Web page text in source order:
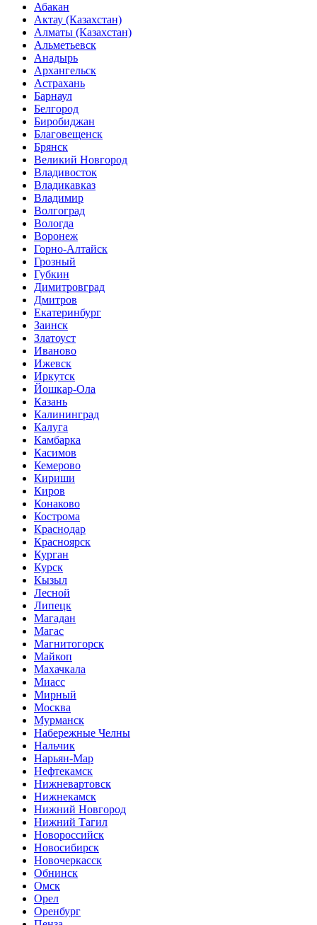
Абакан
Актау (Казахстан)
Алматы (Казахстан)
Альметьевск
Анадырь
Архангельск
Астрахань
Барнаул
Белгород
Биробиджан
Благовещенск
Брянск
Великий Новгород
Владивосток
Владикавказ
Владимир
Волгоград
Вологда
Воронеж
Горно-Алтайск
Грозный
Губкин
Димитровград
Дмитров
Екатеринбург
Заинск
Златоуст
Иваново
Ижевск
Иркутск
Йошкар-Ола
Казань
Калининград
Калуга
Камбарка
Касимов
Кемерово
Кириши
Киров
Конаково
Кострома
Краснодар
Красноярск
Курган
Курск
Кызыл
Лесной
Липецк
Магадан
Магас
Магнитогорск
Майкоп
Махачкала
Миасс
Мирный
Москва
Мурманск
Набережные Челны
Нальчик
Нарьян-Мар
Нефтекамск
Нижневартовск
Нижнекамск
Нижний Новгород
Нижний Тагил
Новороссийск
Новосибирск
Новочеркасск
Обнинск
Омск
Орел
Оренбург